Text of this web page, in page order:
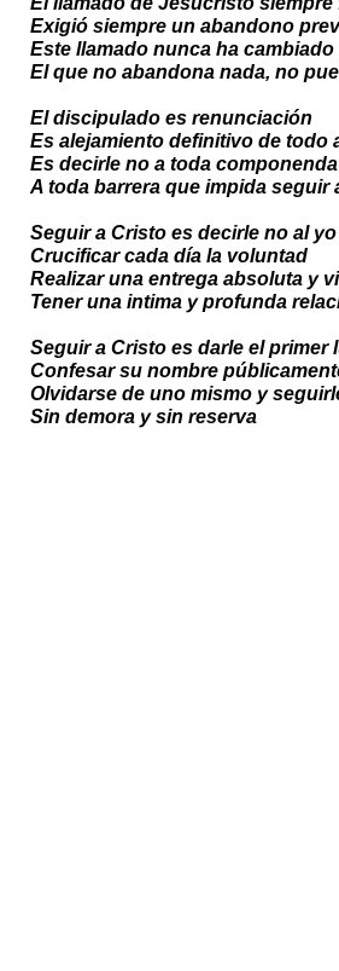
Exigió siempre un abandono
Este llamado nunca ha cambiado
El que no abandona nada, no
El discipulado es renunciación
Es alejamiento definitivo de todo
Es decirle no a toda componenda
A toda barrera que impida seguir
Seguir a Cristo es decirle no al yo
Crucificar cada día la voluntad
Realizar una entrega absoluta y
Tener una intima y profunda
Seguir a Cristo es darle el primer
Confesar su nombre
Olvidarse de uno mismo y
Sin demora y sin reserva